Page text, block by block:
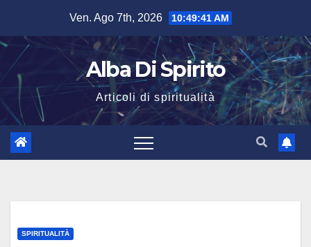
contenuto
Ven. Ago 7th, 2026 10:49:42 AM
Alba Di Spirito
Articoli di spiritualità
SPIRITUALITÀ